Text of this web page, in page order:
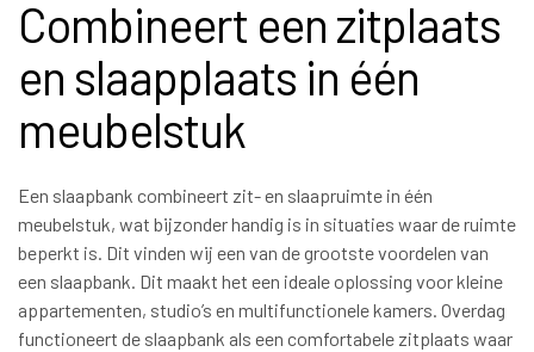
Combineert een zitplaats
en slaapplaats in één
meubelstuk
Een slaapbank combineert zit- en slaapruimte in één
meubelstuk, wat bijzonder handig is in situaties waar de ruimte
beperkt is. Dit vinden wij een van de grootste voordelen van
een slaapbank. Dit maakt het een ideale oplossing voor kleine
appartementen, studio’s en multifunctionele kamers. Overdag
functioneert de slaapbank als een comfortabele zitplaats waar